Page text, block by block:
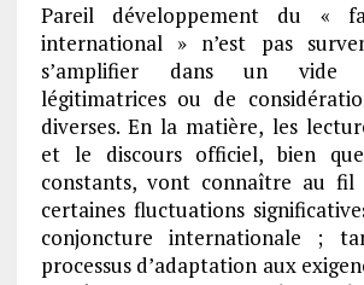
Pareil développement du «
international » n’est pas
s’amplifier dans un vide
légitimatrices ou de
diverses. En la matière, les
et le discours officiel, bien
constants, vont connaître au fil
certaines fluctuations
conjoncture internationale ;
processus d’adaptation aux